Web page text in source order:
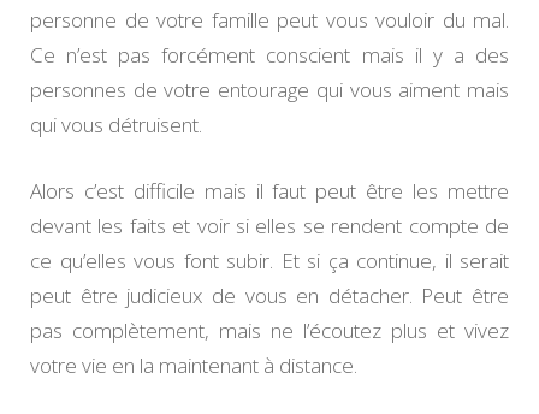
personne de votre famille peut vous vouloir du mal.
Ce n’est pas forcément conscient mais il y a des
personnes de votre entourage qui vous aiment mais
qui vous détruisent.
Alors c’est difficile mais il faut peut être les mettre
devant les faits et voir si elles se rendent compte de
ce qu’elles vous font subir. Et si ça continue, il serait
peut être judicieux de vous en détacher. Peut être
pas complètement, mais ne l’écoutez plus et vivez
votre vie en la maintenant à distance.